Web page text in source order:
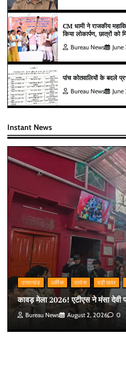
CM धामी ने राजकीय
किया लोकार्पण, छात्रों को
Bureau News
पांच कोतवालियों के बदले
Bureau News
Instant News
उत्तराखंड धार्मिक प्रदेश बड़ी खबर
कावड़ मेला 2026! एटीएस ने मंसा देवी
Bureau News August 2, 2026 0